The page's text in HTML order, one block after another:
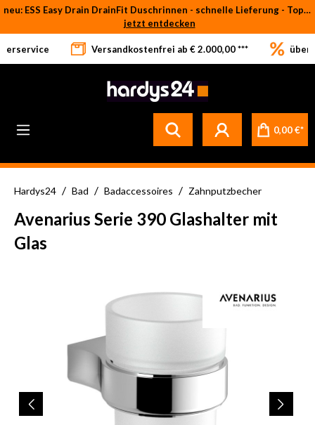
Zum Hauptinhalt springen
neu: ESS Easy Drain DrainFit Duschrinnen - schnelle Lieferung - Top-Preise
jetzt entdecken
Versandkostenfrei ab € 2.000,00 *** über
0,00 €*
Hardys24 / Bad / Badaccessoires / Zahnputzbecher
Avenarius Serie 390 Glashalter mit
Glas